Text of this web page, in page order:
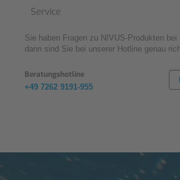
Service
Sie haben Fragen zu NIVUS-Produkten
dann sind Sie bei unserer Hotline genau
Beratungshotline
+49 7262 9191-955